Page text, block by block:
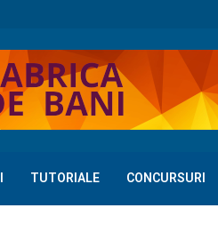
TUTORIALE CONCURSURI